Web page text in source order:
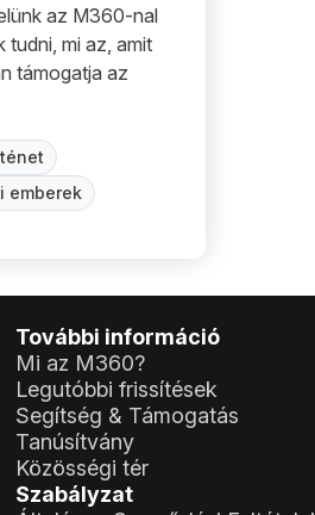
az M360-nal
mi az, amit
támogatja az
emberek
További információ
Mi az M360?
Legutóbbi frissítések
Segítség & Támogatás
Tanúsítvány
Közösségi tér
Szabályzat